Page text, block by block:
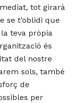
tot girarà
se t’oblidi que
teva pròpia
és
del nostre
sols, també
de
per